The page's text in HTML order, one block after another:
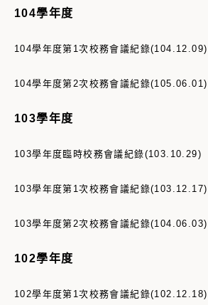
104學年度
104學年度第1次 校務會議紀錄(104.12.09)
104學年度第2次 校務會議紀錄(105.06.01)
103學年度
103學年度臨時校務會議紀錄(103.10.29)
103學年度第1次 校務會議紀錄(103.12.17)
103學年度第2次 校務會議紀錄(104.06.03)
102學年度
102學年度第1次校務會議紀錄(102.12.18)